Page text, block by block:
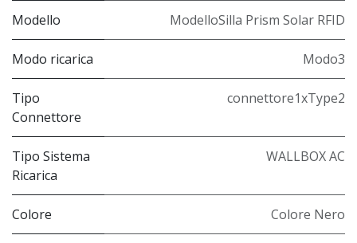
Modello ModelloSilla Prism Solar RFID
Modo ricarica Modo3
Tipo
Connettore
connettore1xType2
Tipo Sistema
Ricarica
WALLBOX AC
Colore Colore Nero